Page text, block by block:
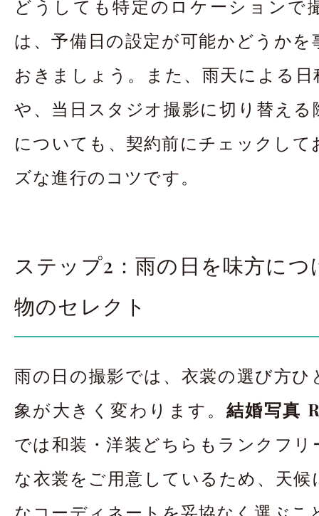
どうしても特定のロケーションで
は、予備日の設定が可能かどうかを
おきましょう。また、雨天による日
や、当日スタジオ撮影に切り替える
についても、契約前にチェックして
ズな進行のコツです。
ステップ2：雨の日を味方に
物のセレクト
雨の日の撮影では、衣裳の選び方ひ
象が大きく変わります。 結婚写真
では和装・洋装どちらもランクフリ
な衣裳をご用意しているため、天候